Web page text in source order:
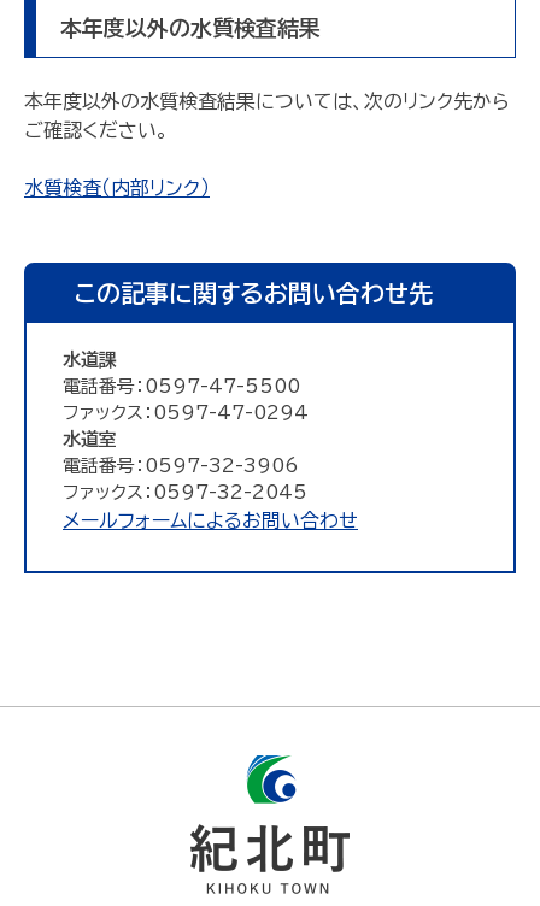
本年度以外の水質検査結果
本年度以外の水質検査結果については、次のリンク先から
ご確認ください。
水質検査（内部リンク）
この記事に関するお問い合わせ先
水道課
電話番号：0597-47-5500
ファックス：0597-47-0294
水道室
電話番号：0597-32-3906
ファックス：0597-32-2045
メールフォームによるお問い合わせ